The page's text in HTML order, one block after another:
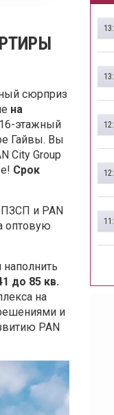
сюрприз
на
этажный
Гайвы. Вы
City Group
Срок
и PAN
оптовую
до 85 кв.
на
и
PAN